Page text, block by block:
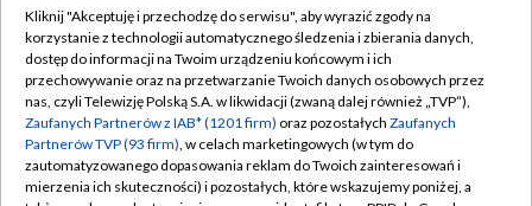
TVP
Abonament TVP
Emisja w TVP
Centrum informacji TVP
Naziemna Telewizja Cyfrowa
Regulamin TVP
Polityka prywatności
Moje zgody
Pomoc
Kliknij "Akceptuję i przechodzę do serwisu", aby wyrazić zgody na
korzystanie z technologii automatycznego śledzenia i zbierania danych,
dostęp do informacji na Twoim urządzeniu końcowym i ich
przechowywanie oraz na przetwarzanie Twoich danych osobowych przez
nas, czyli Telewizję Polską S.A. w likwidacji (zwaną dalej również „TVP”),
Zaufanych Partnerów z IAB* (1201 firm) oraz pozostałych Zaufanych
Partnerów TVP (93 firm), w celach marketingowych (w tym do
zautomatyzowanego dopasowania reklam do Twoich zainteresowań i
mierzenia ich skuteczności) i pozostałych, które wskazujemy poniżej, a